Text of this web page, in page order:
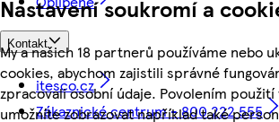
Nastavení soukromí a
My a našich 18 partnerů používáme nebo
cookies, abychom zajistili správné
zpracovali osobní údaje. Povolením
umožníte zobrazovat například také
Kontakt
itesco.cz
Zákaznické centrum - 800 222 555